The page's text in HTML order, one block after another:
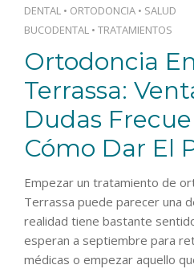
DENTAL • ORTODONCIA • SALUD
BUCODENTAL • TRATAMIENTOS
Ortodoncia
Terrassa:
Dudas
Cómo Dar El
Empezar un tratamiento de
Terrassa puede parecer una
realidad tiene bastante
esperan a septiembre para
médicas o empezar aquello